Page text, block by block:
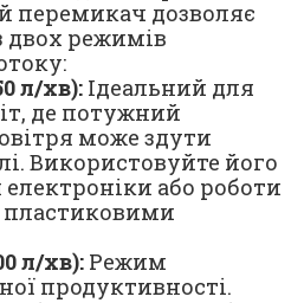
перемикач дозволяє
двох режимів
л/хв): Ідеальний для
де потужний
може здути
Використовуйте його
або роботи
л/хв): Режим
продуктивності.